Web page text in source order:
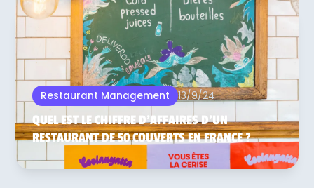
Restaurant Management 13/9/24
QUEL EST LE CHIFFRE D’AFFAIRES D’UN
RESTAURANT DE 50 COUVERTS EN FRANCE ?